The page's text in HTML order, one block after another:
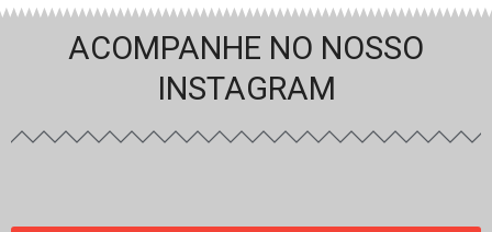
ACOMPANHE NO NOSSO
INSTAGRAM